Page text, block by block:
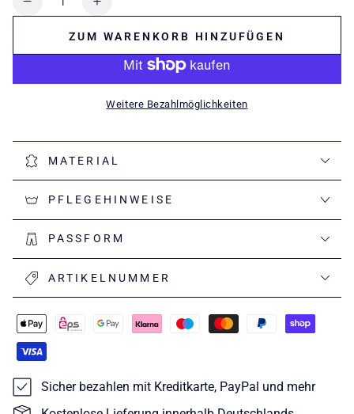
Verringere
Menge
Erhöhe
Menge
Fransen
ZUM WARENKORB HINZUFÜGEN
Weitere Bezahlmöglichkeiten
MATERIAL
PFLEGEHINWEISE
PASSFORM
ARTIKELNUMMER
Sicher bezahlen mit Kreditkarte, PayPal und mehr